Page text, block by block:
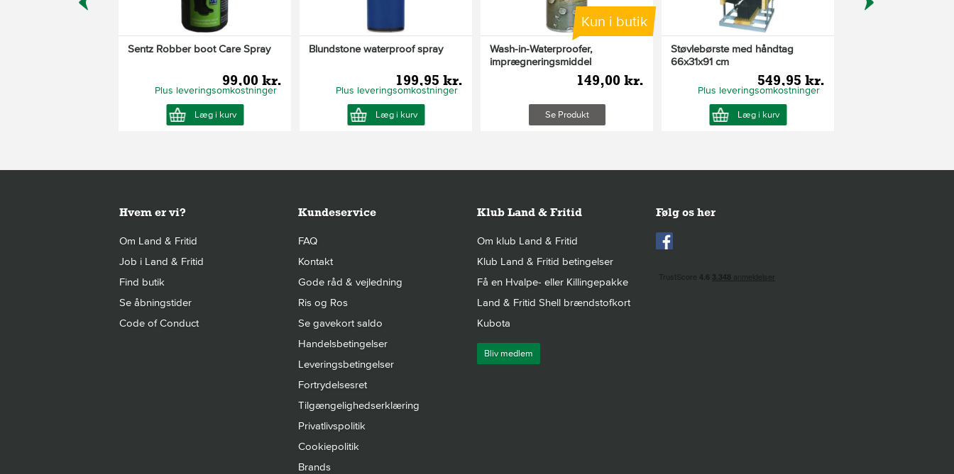
Sentz Robber boot Care Spray
99,00 kr.
Plus leveringsomkostninger
Læg i kurv
Blundstone waterproof spray
199,95 kr.
Plus leveringsomkostninger
Læg i kurv
Kun i butik
Wash-in-Waterproofer,
imprægneringsmiddel
149,00 kr.
Se Produkt
Støvlebørste med håndtag
66x31x91 cm
549,95 kr.
Plus leveringsomkostninger
Læg i kurv
Hvem er vi?
Om Land & Fritid
Job i Land & Fritid
Find butik
Se åbningstider
Code of Conduct
Kundeservice
FAQ
Kontakt
Gode råd & vejledning
Ris og Ros
Se gavekort saldo
Handelsbetingelser
Leveringsbetingelser
Fortrydelsesret
Tilgængelighedserklæring
Privatlivspolitik
Cookiepolitik
Brands
Klub Land & Fritid
Om klub Land & Fritid
Klub Land & Fritid betingelser
Få en Hvalpe- eller Killingepakke
Land & Fritid Shell brændstofkort
Kubota
Bliv medlem
Følg os her